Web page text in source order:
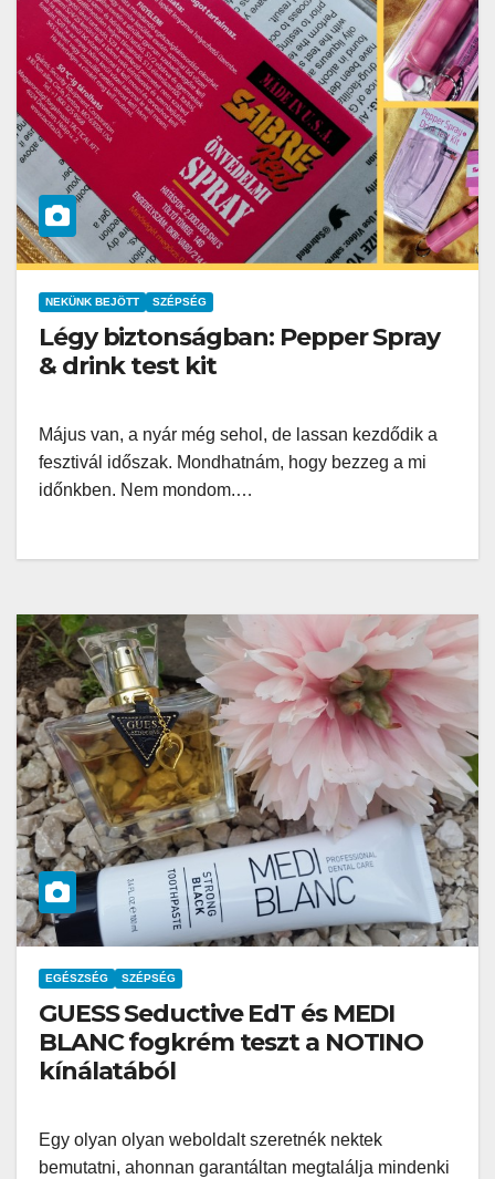
NEKÜNK BEJÖTT SZÉPSÉG
Légy biztonságban: Pepper Spray
& drink test kit
Május van, a nyár még sehol, de lassan kezdődik a
fesztivál időszak. Mondhatnám, hogy bezzeg a mi
időnkben. Nem mondom.…
EGÉSZSÉG SZÉPSÉG
GUESS Seductive EdT és MEDI
BLANC fogkrém teszt a NOTINO
kínálatából
Egy olyan olyan weboldalt szeretnék nektek
bemutatni, ahonnan garantáltan megtalálja mindenki